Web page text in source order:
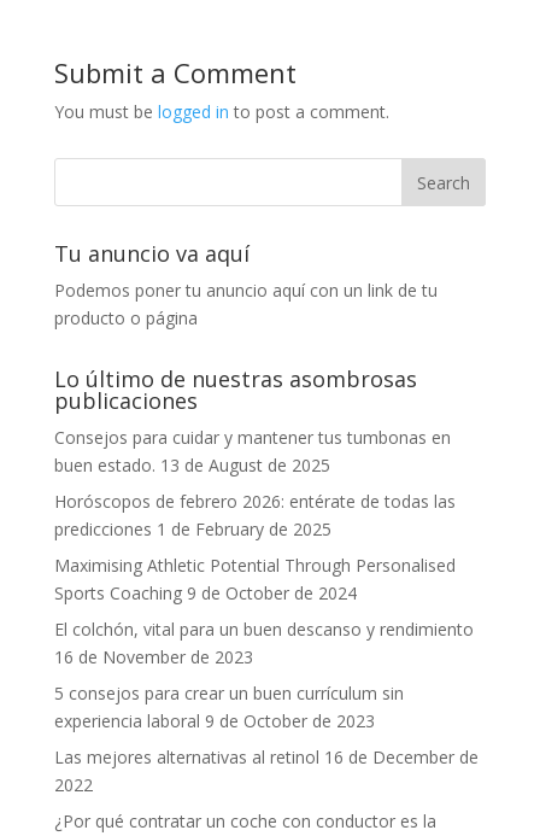
Submit a Comment
You must be logged in to post a comment.
Tu anuncio va aquí
Podemos poner tu anuncio aquí con un link de tu
producto o página
Lo último de nuestras asombrosas
publicaciones
Consejos para cuidar y mantener tus tumbonas en
buen estado. 13 de August de 2025
Horóscopos de febrero 2026: entérate de todas las
predicciones 1 de February de 2025
Maximising Athletic Potential Through Personalised
Sports Coaching 9 de October de 2024
El colchón, vital para un buen descanso y rendimiento
16 de November de 2023
5 consejos para crear un buen currículum sin
experiencia laboral 9 de October de 2023
Las mejores alternativas al retinol 16 de December de
2022
¿Por qué contratar un coche con conductor es la